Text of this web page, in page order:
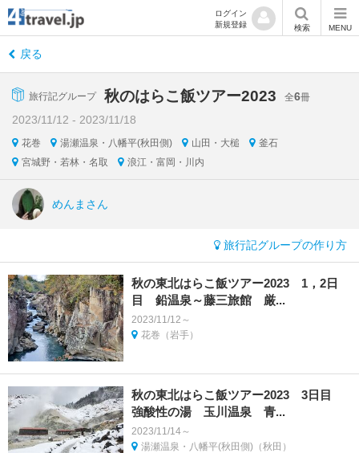
ログイン
新規登録
検索 MENU
戻る
旅行記グループ 秋のはらこ飯ツアー2023 全6冊
2023/11/12 - 2023/11/18
花巻 湯瀬温泉・八幡平(秋田側) 山田・大槌
釜石
宮城野・若林・名取
浪江・富岡・川内
めんまさん
旅行記グループの作り方
秋の東北はらこ飯ツアー2023 1，2日
目 鉛温泉～藤三旅館 厳...
2023/11/12～
花巻（岩手）
秋の東北はらこ飯ツアー2023 3日目
強酸性の湯 玉川温泉 青...
2023/11/14～
湯瀬温泉・八幡平(秋田側)（秋田）